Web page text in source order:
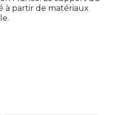
à partir de matériaux